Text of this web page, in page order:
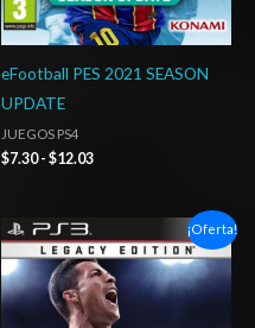
eFootball PES 2021 SEASON
UPDATE
JUEGOS PS4
$7.30 - $12.03
¡Oferta!
El
precio
original
era:
$8.76.
El
precio
actual
es:
$4.03.